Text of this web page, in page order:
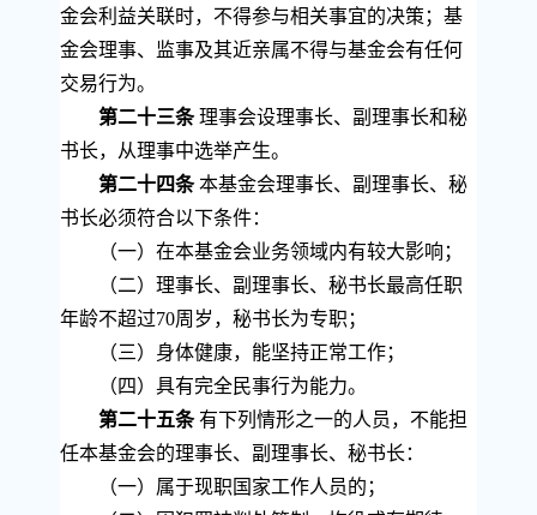
金会利益关联时，不得参与相关事宜的决策；基
金会理事、监事及其近亲属不得与基金会有任何
交易行为。
第二十三条 理事会设理事长、副理事长和秘
书长，从理事中选举产生。
第二十四条 本基金会理事长、副理事长、秘
书长必须符合以下条件：
（一）在本基金会业务领域内有较大影响；
（二）理事长、副理事长、秘书长最高任职
年龄不超过70周岁，秘书长为专职；
（三）身体健康，能坚持正常工作；
（四）具有完全民事行为能力。
第二十五条 有下列情形之一的人员，不能担
任本基金会的理事长、副理事长、秘书长：
（一）属于现职国家工作人员的；